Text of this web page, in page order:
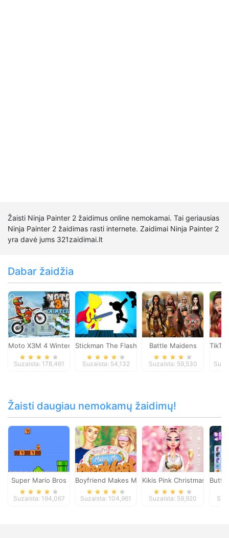
Žaisti Ninja Painter 2 žaidimus online nemokamai. Tai geriausias
Ninja Painter 2 žaidimas rasti internete. Zaidimai Ninja Painter 2
yra davė jums 321zaidimai.lt
Dabar žaidžia
Moto X3M 4 Winter
Suzaista: 178,461
Stickman The Flash
Suzaista: 54,132
Battle Maidens
Suzaista: 59,530
Žaisti daugiau nemokamų žaidimų!
Super Mario Bros
Suzaista: 194,067
Boyfriend Makes Me Breakfast
Suzaista: 104,961
Kikis Pink Christmas
Suzaista: 59,920